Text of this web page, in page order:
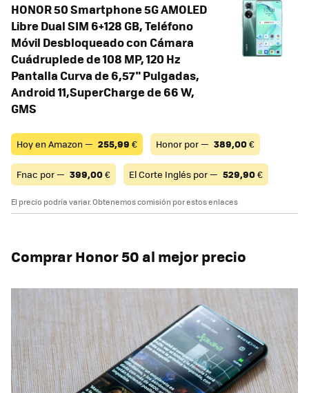
HONOR 50 Smartphone 5G AMOLED
Libre Dual SIM 6+128 GB, Teléfono
Móvil Desbloqueado con Cámara
Cuádruplede de 108 MP, 120 Hz
Pantalla Curva de 6,57" Pulgadas,
Android 11,SuperCharge de 66 W,
GMS
Hoy en Amazon — 255,99 € Honor por — 389,00€
Fnac por — 399,00€ El Corte Inglés por — 529,90€
El precio podría variar. Obtenemos comisión por estos enlaces
Comprar Honor 50 al mejor precio